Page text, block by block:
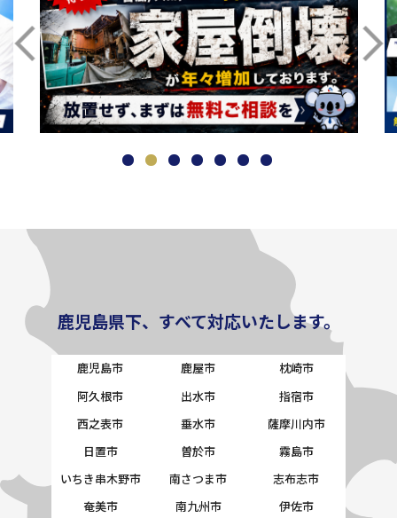
鹿児島県下、すべて対応いたします。
鹿児島市 鹿屋市
枕崎市
阿久根市
出水市
指宿市
西之表市
垂水市
薩摩川内市
日置市
曽於市
霧島市
いちき串木野市
南さつま市
志布志市
奄美市
南九州市
伊佐市